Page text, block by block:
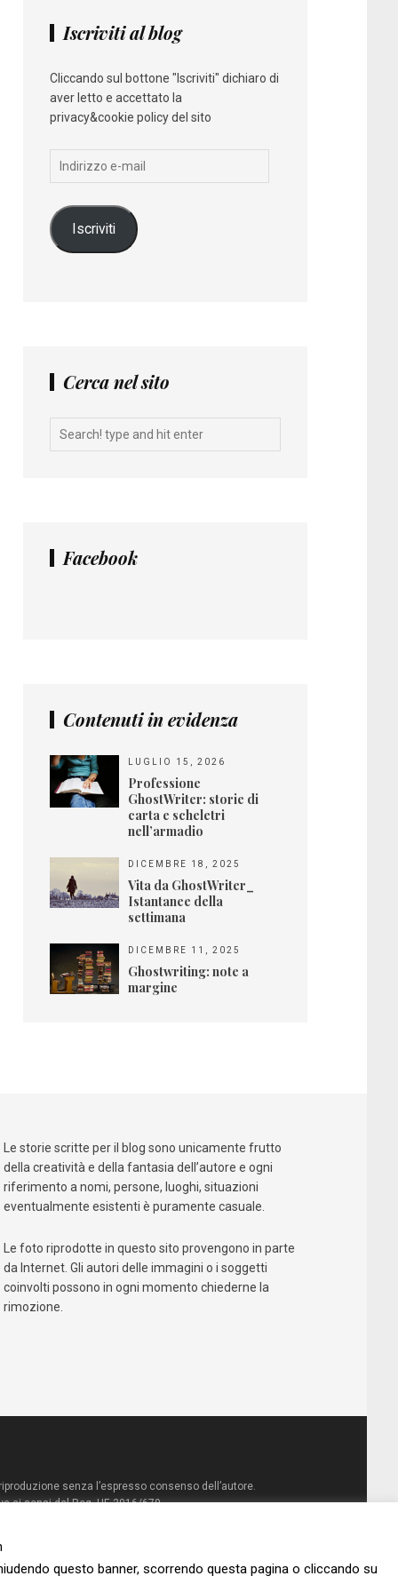
Amazon Mondadori Store
Iscriviti al blog
Cliccando sul bottone "Iscriviti" dichiaro di
aver letto e accettato la
privacy&cookie policy del sito
Indirizzo
Iscriviti
Cerca nel sito
Facebook
Contenuti in evidenza
LUGLIO 15, 2026
Professione
GhostWriter: storie di
carta e scheletri
nell’armadio
DICEMBRE 18, 2025
Vita da GhostWriter_
Istantanee della
settimana
DICEMBRE 11, 2025
Ghostwriting: note a
margine
Le storie scritte per il blog sono unicamente frutto
della creatività e della fantasia dell’autore e ogni
riferimento a nomi, persone, luoghi, situazioni
eventualmente esistenti è puramente casuale.
Le foto riprodotte in questo sito provengono in parte
da Internet. Gli autori delle immagini o i soggetti
coinvolti possono in ogni momento chiederne la
rimozione.
senza l’espresso consenso dell’autore.
ai sensi del Reg. UE 2016/679
questo banner, scorrendo questa pagina o cliccando su